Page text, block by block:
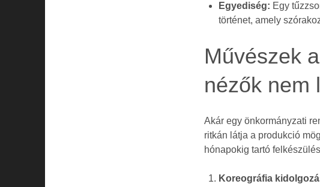
Egyediség: Egy
történet, amely
Művészek
nézők nem
Akár egy önkormányzati
ritkán látja a produkció
hónapokig tartó
Koreográfia